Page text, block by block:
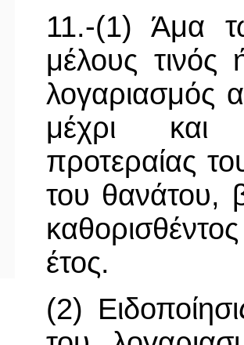
11.-(1) Άμα
μέλους
λογαριασμός
μέχρι και
προτεραίας
του θανάτου,
έτος.
(2)